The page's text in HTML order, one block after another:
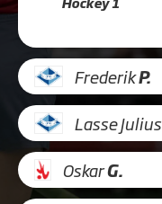
FrederikP.
Lasse Julius
OskarG.